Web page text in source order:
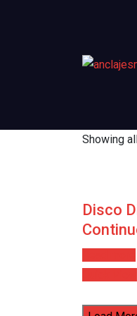
Showing
Disco